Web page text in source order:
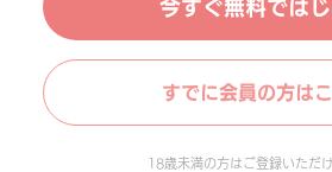
今すぐ無料では
すでに会員の方は
18歳未満の方はご登録いただけ